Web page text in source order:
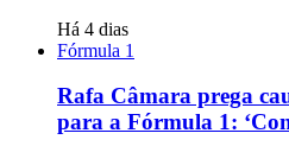
Há 4 dias
Fórmula 1
Rafa Câmara prega
para a Fórmula 1: